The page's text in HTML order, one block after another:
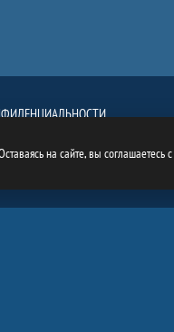
на сайте, вы соглашаетесь с